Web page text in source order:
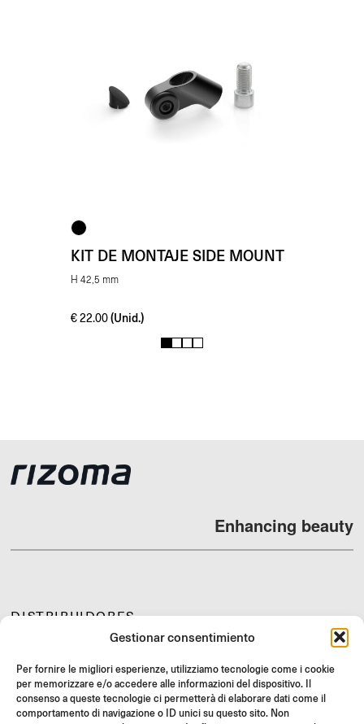
Gestionar consentimiento
Per fornire le migliori esperienze, utilizziamo tecnologie come i cookie
per memorizzare e/o accedere alle informazioni del dispositivo. Il
consenso a queste tecnologie ci permetterà di elaborare dati come il
comportamento di navigazione o ID unici su questo sito. Non
KIT DE MONTAJE SIDE MOUNT
H 42,5 mm
€22.00 (Unid.)
1 2 3 4
Enhancing beauty
DISTRIBUIDORES
SOPORTE Y FAQ
REVOLUCIONES
INSTRUCCIONES DE MONTAJE
GIFT CARD